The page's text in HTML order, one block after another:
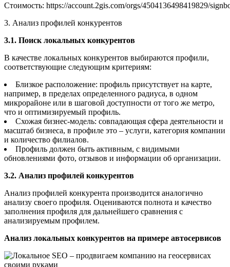
Стоимость: https://account.2gis.com/orgs/4504136498419829/
3. Анализ профилей конкурентов
3.1. Поиск локальных конкурентов
В качестве локальных конкурентов выбираются профили,
соответствующие следующим критериям:
Близкое расположение: профиль присутствует на карте,
например, в пределах определенного радиуса, в одном
микрорайоне или в шаговой доступности от того же метро,
что и оптимизируемый профиль.
Схожая бизнес-модель: совпадающая сфера деятельности и
масштаб бизнеса, в профиле это – услуги, категория компании
и количество филиалов.
Профиль должен быть активным, с видимыми
обновлениями фото, отзывов и информации об организации.
3.2. Анализ профилей конкурентов
Анализ профилей конкурента производится аналогично
анализу своего профиля. Оцениваются полнота и качество
заполнения профиля для дальнейшего сравнения с
анализируемым профилем.
Анализ локальных конкурентов на примере автосервисов